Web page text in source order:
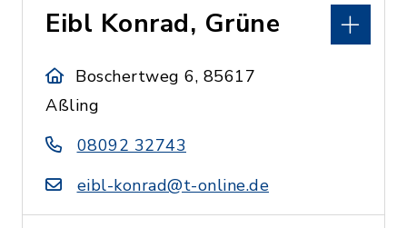
Eibl Konrad, Grüne
Boschertweg 6, 85617
Aßling
08092 32743
eibl-konrad@t-online.de